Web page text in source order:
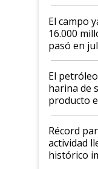
El campo
16.000
pasó en
El
harina de
producto
el agro
diez
liderazgo
récord
Récord
actividad
histórico